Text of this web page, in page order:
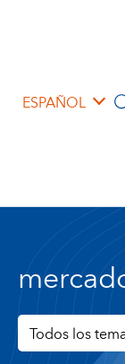
ESPAÑOL
Todos los